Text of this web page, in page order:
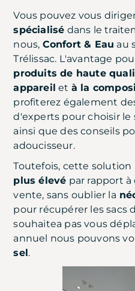
Vous pouvez vous
spécialisé dans le
nous, Confort & Eau au
Trélissac. L'avantage
produits de haute
appareil et à la
profiterez également
d'experts pour choisir le
ainsi que des conseils
adoucisseur.
Toutefois, cette
plus élevé par rapport
vente, sans oublier la
pour récupérer les sacs
souhaitea pas vous
annuel nous pouvons
sel.